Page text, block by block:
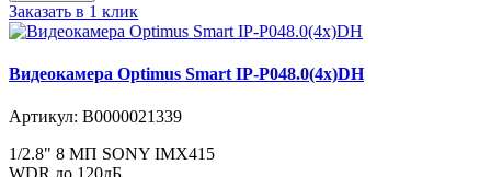
Заказать в 1 клик
Видеокамера Optimus Smart IP-P048.0(4x)DH
Артикул: В0000021339
1/2.8" 8 МП SONY IMX415